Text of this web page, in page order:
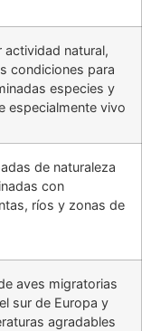
actividad natural,
condiciones para
especies y
especialmente vivo
de naturaleza
con
ríos y zonas de
aves migratorias
sur de Europa y
agradables